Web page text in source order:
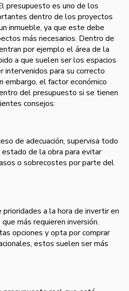
presupuesto es uno de los
dentro de los proyectos
inmueble, ya que este debe
más necesarios. Dentro de
por ejemplo el área de la
a que suelen ser los espacios
intervenidos para su correcto
embargo, el factor económico
del presupuesto si se tienen
consejos:
de adecuación, supervisa todo
de la obra para evitar
o sobrecostes por parte del
a la hora de invertir en
más requieren inversión.
opciones y opta por comprar
estos suelen ser más